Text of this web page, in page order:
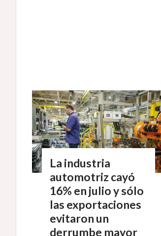
La industria
automotriz cayó
16% en julio y sólo
las exportaciones
evitaron un
derrumbe mayor